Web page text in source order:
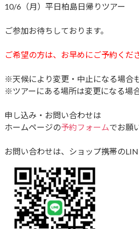
10/6（月）平日柏島日帰りツアー
ご参加お待ちしております。
ご希望の方は、お早めにご予約くだ
※天候により変更・中止になる場合
※ツアーにある場所は変更になる場
申し込み・お問い合わせは
ホームページの予約フォームでお願
お問い合わせは、ショップ携帯の